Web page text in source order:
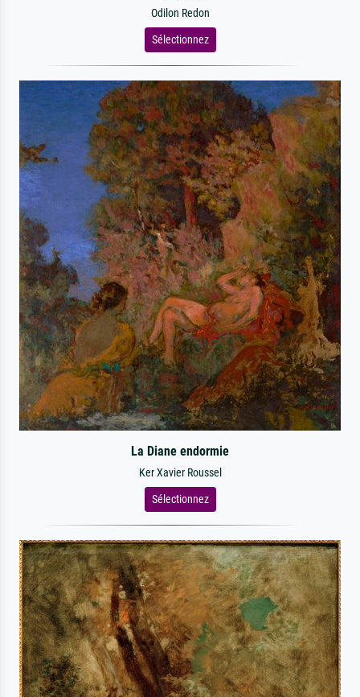
Odilon Redon
Sélectionnez
La Diane endormie
Ker Xavier Roussel
Sélectionnez